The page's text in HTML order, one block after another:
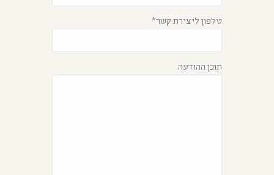
טלפון ליצירת קשר*
תוכן ההודעה